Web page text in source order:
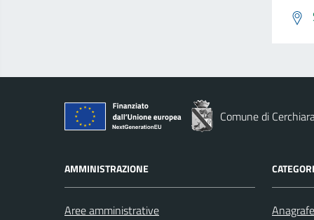
Comune di
AMMINISTRAZIONE
Aree amministrative